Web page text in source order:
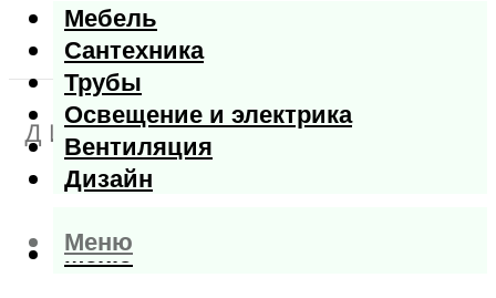
Мебель
Сантехника
Трубы
Освещение и электрика
Вентиляция
Дизайн
Меню
Меню